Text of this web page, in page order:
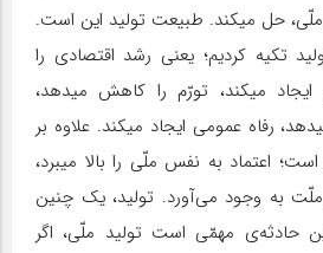
ملّی، حل میکند. طبیعت تولید این است.
تکیه کردیم؛ یعنی رشد اقتصادی را
ایجاد میکند، تورّم را کاهش میدهد،
رفاه عمومی ایجاد میکند. علاوه بر
است؛ اعتماد به نفس ملّی را بالا میبرد،
به وجود می‌آورد. تولید، یک چنین
مهمّی است تولید ملّی، اگر